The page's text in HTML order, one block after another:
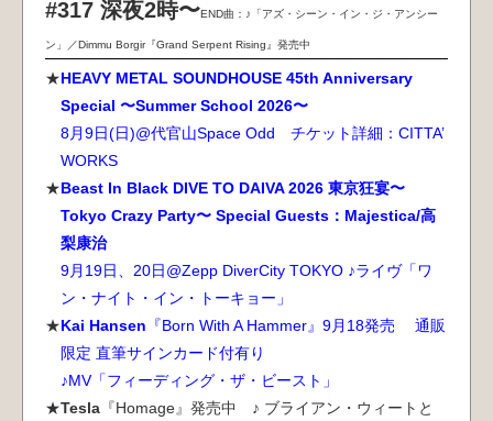
発売決定 [2026.7.9] A Cold Paradise
発売決定 [2026.7.7] Tungsten
発売決定 [2026.7.7] Coreleoni
[2025.7.3] BURRN!
[2026.7.3] The Damned,Rauhbein
発売決定 [2026.7.2] Metalite
発売決定 [2026.7.1] Mad Max
#317 深夜2時〜END曲：♪「アズ・シーン・イン・ジ・アンシー
ン」／Dimmu Borgir『Grand Serpent Rising』発売中
HEAVY METAL SOUNDHOUSE 45th Anniversary
Special 〜Summer School 2026〜
8月9日(日)@代官山Space Odd チケット詳細：CITTA’
WORKS
Beast In Black DIVE TO DAIVA 2026 東京狂宴〜
Tokyo Crazy Party〜 Special Guests：Majestica/高
梨康治
9月19日、20日@Zepp DiverCity TOKYO ♪ライヴ「ワ
ン・ナイト・イン・トーキョー」
Kai Hansen 『Born With A Hammer』9月18発売 通販
限定 直筆サインカード付有り
♪MV「フィーディング・ザ・ビースト」
Tesla 『Homage』発売中 ♪ ブライアン・ウィートと